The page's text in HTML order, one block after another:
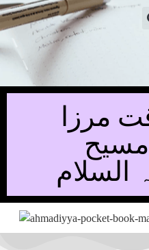
مرزا
مسیح
السلام